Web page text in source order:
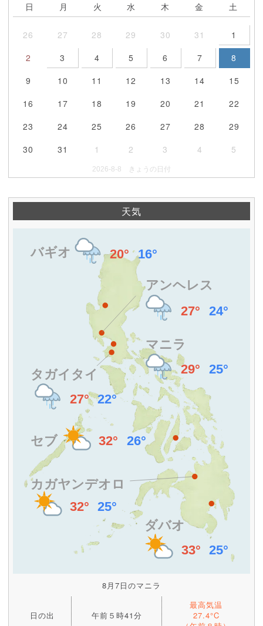
日 月 火 水 木 金 土
26 27 28 29 30 31
1
2
3 4 5 6 7
8
9
10 11 12 13 14
15
16
17 18 19 20 21
22
23
24 25 26 27 28
29
30
31 1 2 3 4 5
2026-8-8 きょうの日付
天気
8月7日のマニラ
日の出 午前５時41分
最高気温
27.4°C